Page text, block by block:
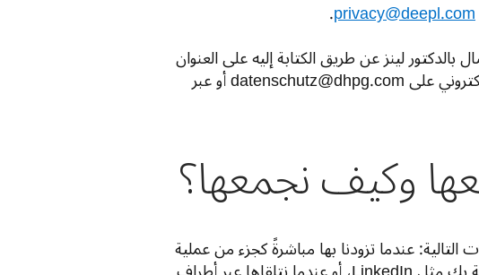
privacy@deepl.com
التالي: dhpg خدمات الحاسب، Bunsenstr. 10a, 51647 Gummersbach، أو عبر البريد الإلكتروني على datenschutz@dhpg.com أو عبر